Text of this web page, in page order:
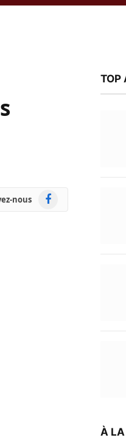
nous Facebook
TOP
À LA